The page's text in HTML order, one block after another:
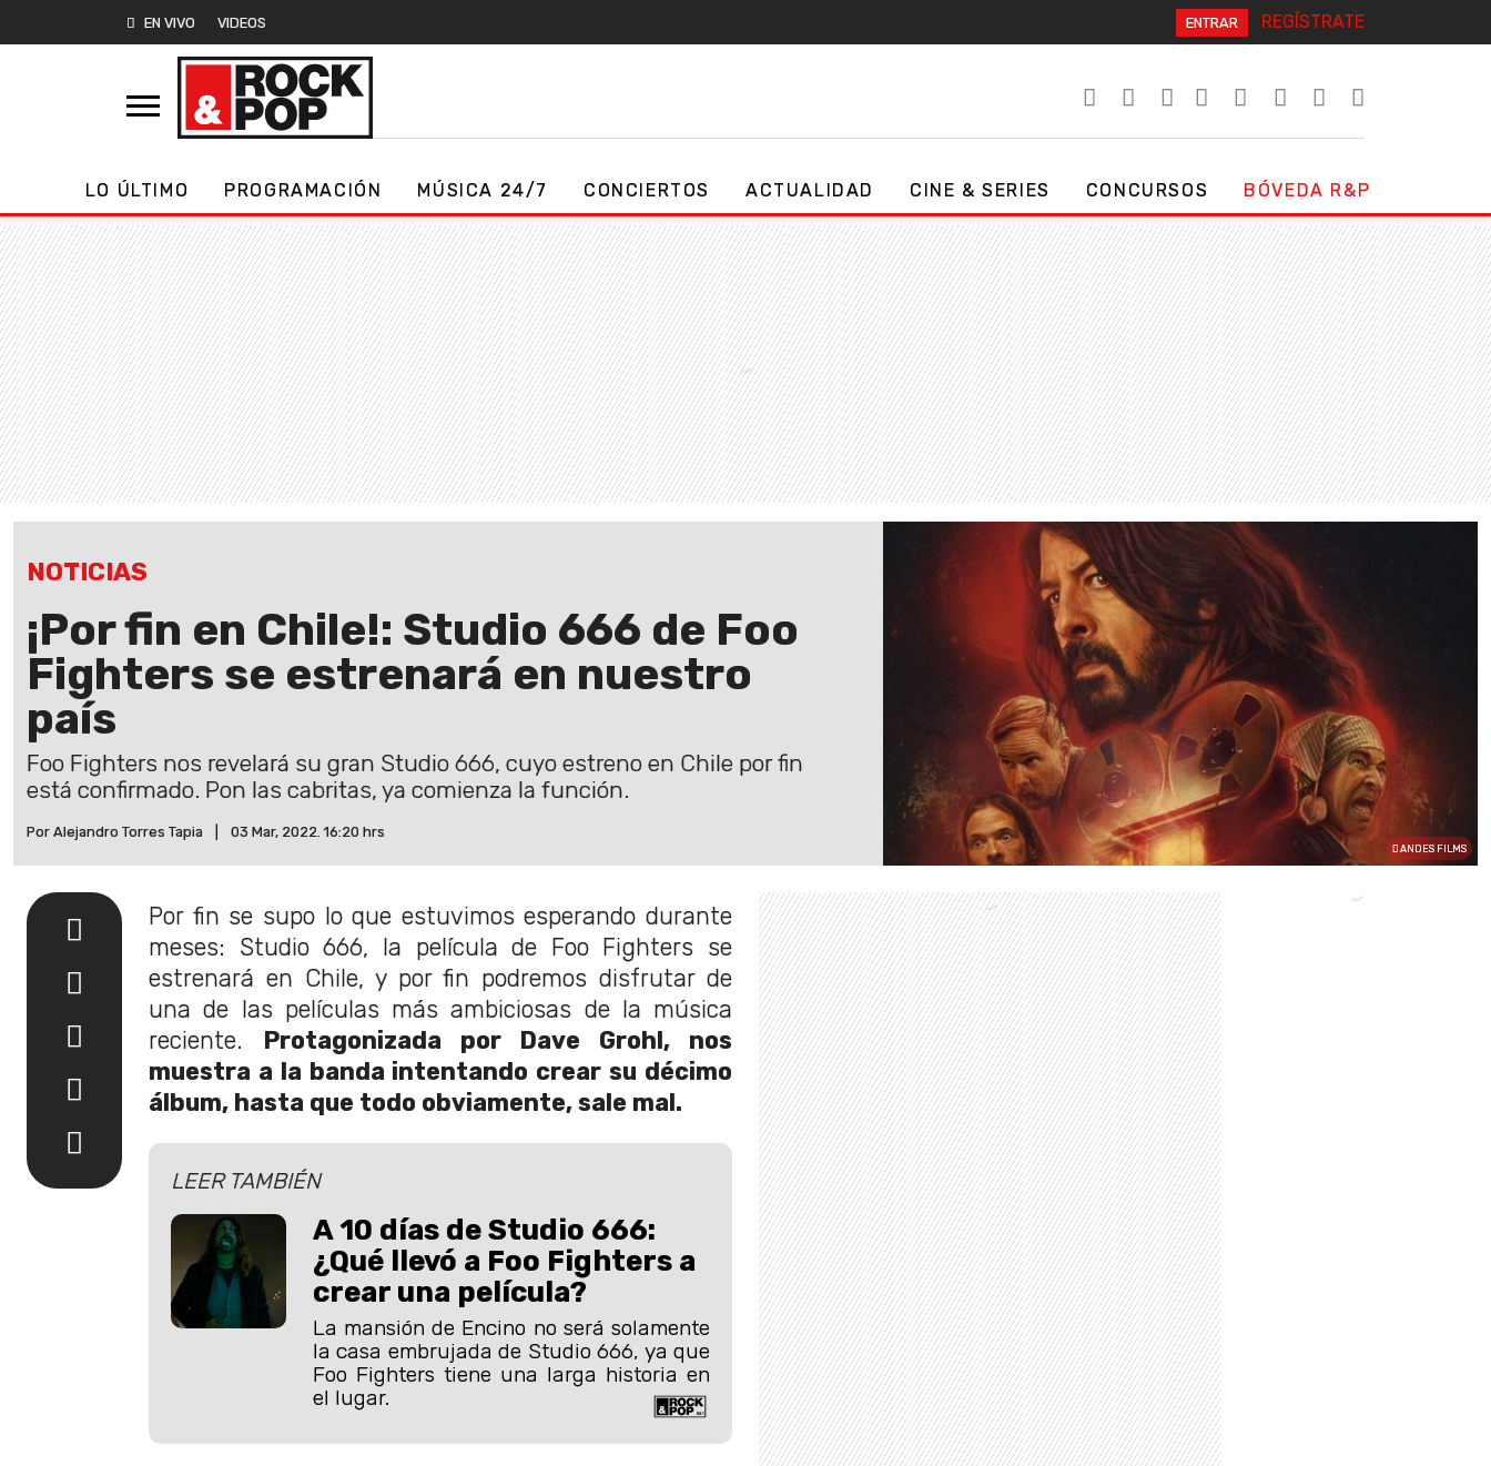
EN VIVO VIDEOS ENTRAR REGÍSTRATE
LO ÚLTIMO PROGRAMACIÓN MÚSICA 24/7 CONCIERTOS ACTUALIDAD CINE & SERIES CONCURSOS BÓVEDA R&P
NOTICIAS
¡Por fin en Chile!: Studio 666 de Foo
Fighters se estrenará en nuestro
país
Foo Fighters nos revelará su gran Studio 666, cuyo estreno en Chile por fin
está confirmado. Pon las cabritas, ya comienza la función.
Por Alejandro Torres Tapia 03 Mar, 2022. 16:20 hrs
ANDES FILMS
Por fin se supo lo que estuvimos esperando durante
meses: Studio 666, la película de Foo Fighters se
estrenará en Chile, y por fin podremos disfrutar de
una de las películas más ambiciosas de la música
reciente. Protagonizada por Dave Grohl, nos
muestra a la banda intentando crear su décimo
álbum, hasta que todo obviamente, sale mal.
LEER TAMBIÉN
A 10 días de Studio 666:
¿Qué llevó a Foo Fighters a
crear una película?
La mansión de Encino no será solamente
la casa embrujada de Studio 666, ya que
Foo Fighters tiene una larga historia en
el lugar.